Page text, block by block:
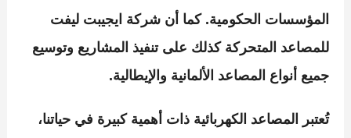
المؤسسات الحكومية. كما أن شركة ايجيبت ليفت
للمصاعد المتحركة كذلك على تنفيذ المشاريع وتوسيع
جميع أنواع المصاعد الألمانية والإيطالية.
تُعتبر المصاعد الكهربائية ذات أهمية كبيرة في حياتنا،